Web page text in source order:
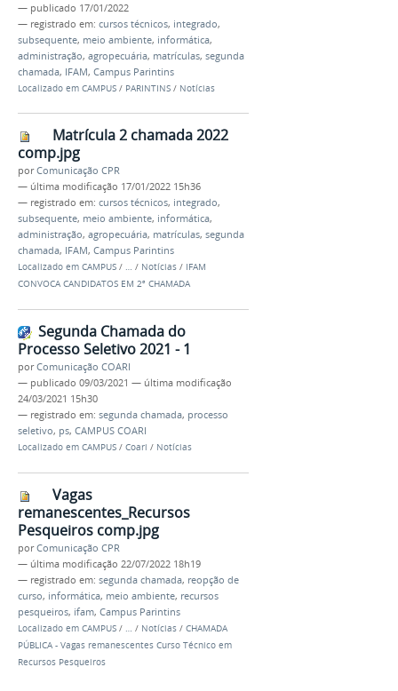
— publicado 17/01/2022
— registrado em: cursos técnicos, integrado,
subsequente, meio ambiente, informática,
administração, agropecuária, matrículas, segunda
chamada, IFAM, Campus Parintins
Localizado em CAMPUS / PARINTINS / Notícias
Matrícula 2 chamada 2022
comp.jpg
porComunicação CPR
— última modificação 17/01/2022 15h36
— registrado em: cursos técnicos, integrado,
subsequente, meio ambiente, informática,
administração, agropecuária, matrículas, segunda
chamada, IFAM, Campus Parintins
Localizado em CAMPUS / … / Notícias / IFAM
CONVOCA CANDIDATOS EM 2ª CHAMADA
Segunda Chamada do
Processo Seletivo 2021 - 1
porComunicação COARI
— publicado 09/03/2021 — última modificação
24/03/2021 15h30
— registrado em: segunda chamada, processo
seletivo, ps, CAMPUS COARI
Localizado em CAMPUS / Coari / Notícias
Vagas
remanescentes_Recursos
Pesqueiros comp.jpg
porComunicação CPR
— última modificação 22/07/2022 18h19
— registrado em: segunda chamada, reopção de
curso, informática, meio ambiente, recursos
pesqueiros, ifam, Campus Parintins
Localizado em CAMPUS / … / Notícias / CHAMADA
PÚBLICA - Vagas remanescentes Curso Técnico em
Recursos Pesqueiros